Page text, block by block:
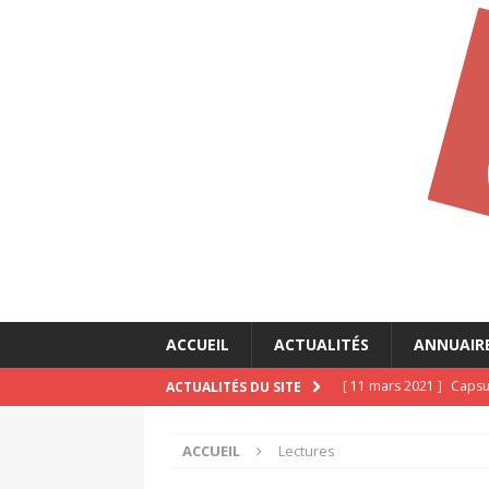
ACCUEIL ACTUALITÉS
ACTUALITÉS DU SITE [ 11 mars 2021 ]
ACCUEIL Lectures